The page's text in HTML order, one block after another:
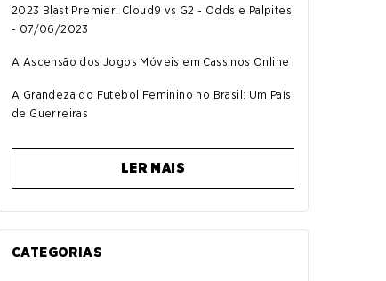
2023 Blast Premier: Cloud9 vs G2 - Odds e Palpites
- 07/06/2023
A Ascensão dos Jogos Móveis em Cassinos Online
A Grandeza do Futebol Feminino no Brasil: Um País
de Guerreiras
LER MAIS
CATEGORIAS